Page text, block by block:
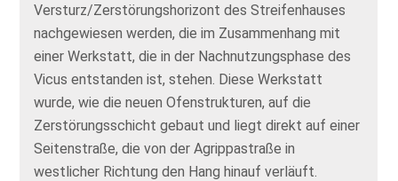
Versturz/Zerstörungshorizont des Streifenhauses
nachgewiesen werden, die im Zusammenhang mit
einer Werkstatt, die in der Nachnutzungsphase des
Vicus entstanden ist, stehen. Diese Werkstatt
wurde, wie die neuen Ofenstrukturen, auf die
Zerstörungsschicht gebaut und liegt direkt auf einer
Seitenstraße, die von der Agrippastraße in
westlicher Richtung den Hang hinauf verläuft.